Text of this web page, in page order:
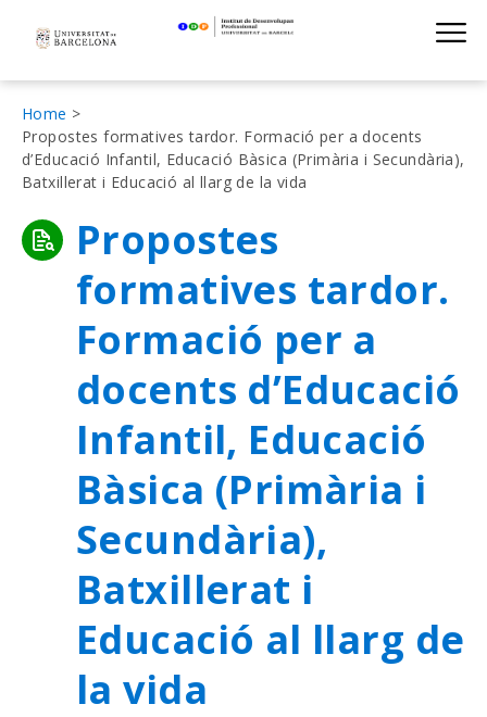
navigation
Institut de
Fil
d'Ariadna
Home
Propostes formatives tardor. Formació per a docents
d’Educació Infantil, Educació Bàsica (Primària i Secundària),
Batxillerat i Educació al llarg de la vida
Propostes
formatives tardor.
Formació per a
docents d’Educació
Infantil, Educació
Bàsica (Primària i
Secundària),
Batxillerat i
Educació al llarg de
la vida